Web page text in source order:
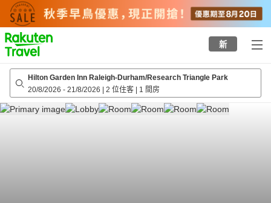
to
top
page
新
Hilton Garden Inn Raleigh-Durham/Research Triangle Park
20/8/2026 - 21/8/2026 | 2 位住客 | 1 間房